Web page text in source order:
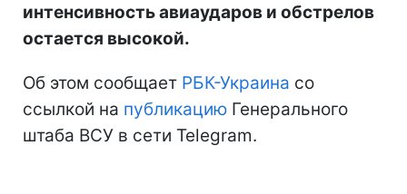
интенсивность авиаударов и обстрелов
остается высокой.
Об этом сообщает РБК-Украина со
ссылкой на публикацию Генерального
штаба ВСУ в сети Telegram.